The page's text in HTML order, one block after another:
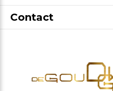
Contact